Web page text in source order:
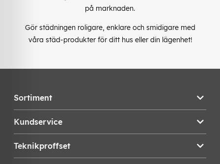
på marknaden.
Gör städningen roligare, enklare och smidigare med
våra städ-produkter för ditt hus eller din lägenhet!
Sortiment
Kundservice
Teknikproffset